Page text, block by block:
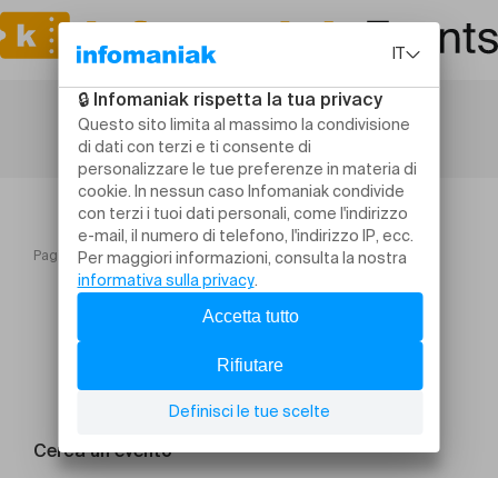
Pagina iniziale Peter Pan
Cerca un evento